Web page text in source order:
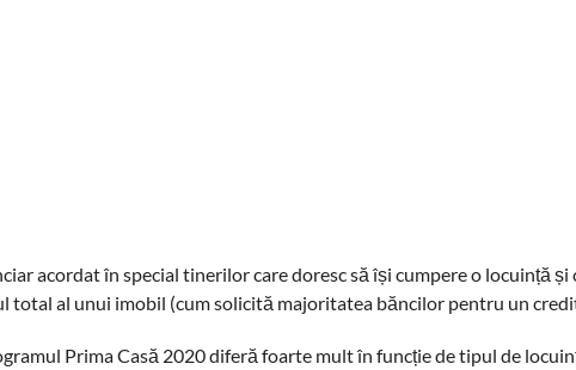
acordat în special tinerilor care doresc să își cumpere o locuință și
total al unui imobil (cum solicită majoritatea băncilor pentru un
Prima Casă 2020 diferă foarte mult în funcție de tipul de